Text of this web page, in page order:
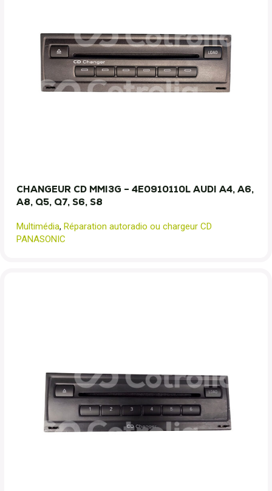
CHANGEUR CD MMI3G – 4E0910110L AUDI A4, A6,
A8, Q5, Q7, S6, S8
Multimédia, Réparation autoradio ou chargeur CD
PANASONIC